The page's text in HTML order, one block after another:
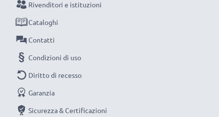
questo caricabatteria intelligente, con schermo
LCD, marcato CELLONIC. Ordina ora, spedizione
rapida e 3 anni di garanzia!
Rivenditori e istituzioni
Cataloghi
Contatti
Condizioni di uso
Diritto di recesso
Garanzia
Sicurezza & Certificazioni